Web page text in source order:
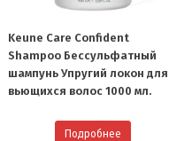
Keune Care Confident
Shampoo Бессульфатный
шампунь Упругий локон для
вьющихся волос 1000 мл.
Подробнее